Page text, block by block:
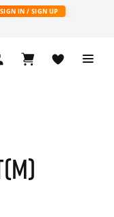
SIGN IN / SIGN UP